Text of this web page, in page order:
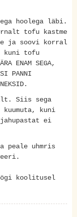
hoolega läbi.
tofu kastme
ja soovi korral
kuni tofu
ENAM SEGA,
PANNI
Siis sega
kuni
ei
peale uhmris
koolitusel